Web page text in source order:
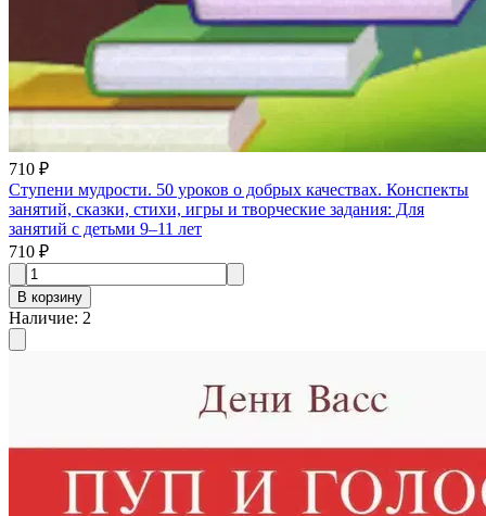
710 ₽
Ступени мудрости. 50 уроков о добрых качествах. Конспекты
занятий, сказки, стихи, игры и творческие задания: Для
занятий с детьми 9–11 лет
710 ₽
В корзину
Наличие: 2